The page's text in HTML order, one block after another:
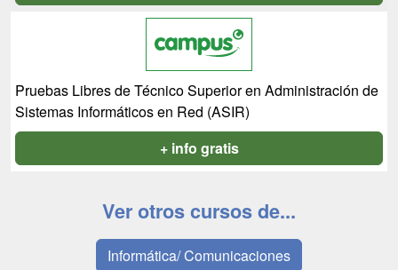
Pruebas Libres de Técnico Superior en Administración de
Sistemas Informáticos en Red (ASIR)
+ info gratis
Ver otros cursos de...
Informática/ Comunicaciones